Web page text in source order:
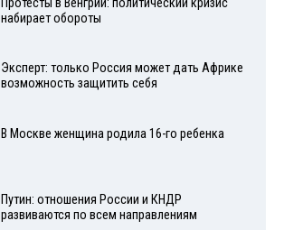
набирает обороты
Эксперт: только Россия может дать Африке
возможность защитить себя
В Москве женщина родила 16-го ребенка
Путин: отношения России и КНДР
развиваются по всем направлениям